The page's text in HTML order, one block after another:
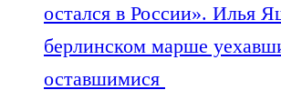
остался в России». Илья
берлинском марше
оставшимися